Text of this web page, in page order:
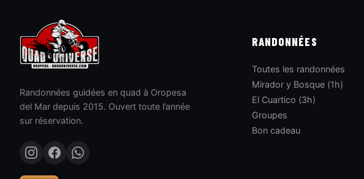
Randonnées guidées en quad à Oropesa
del Mar depuis 2015. Ouvert toute l’année
sur réservation.
RANDONNÉES
Toutes les randonnées
Mirador y Bosque (1h)
El Cuartico (3h)
Groupes
Bon cadeau